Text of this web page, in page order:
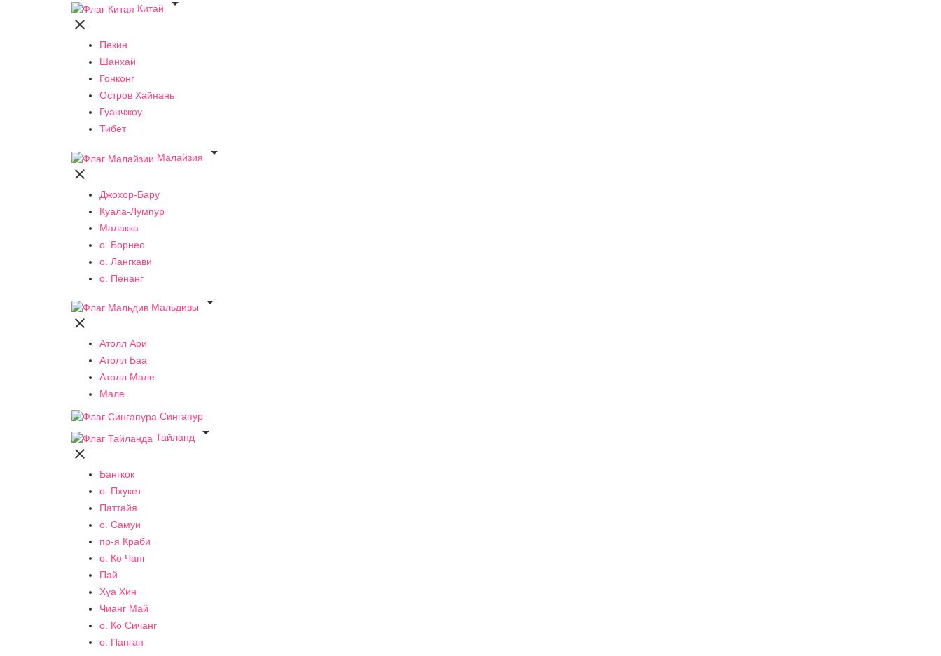
Китай


Пекин
Шанхай
Гонконг
Остров Хайнань
Гуанчжоу
Тибет
Малайзия


Джохор-Бару
Куала-Лумпур
Малакка
о. Борнео
о. Лангкави
о. Пенанг
Мальдивы


Атолл Ари
Атолл Баа
Атолл Мале
Мале
Сингапур
Тайланд


Бангкок
о. Пхукет
Паттайя
о. Самуи
пр-я Краби
о. Ко Чанг
Пай
Хуа Хин
Чианг Май
о. Ко Сичанг
о. Панган